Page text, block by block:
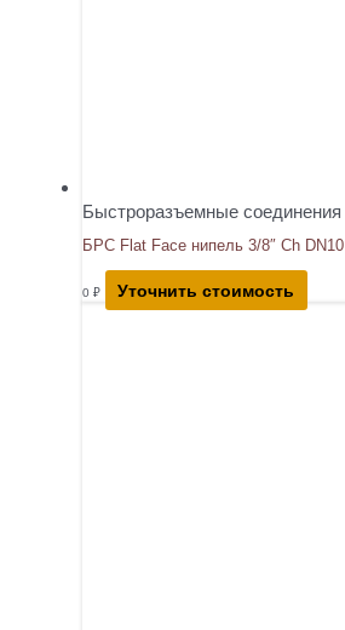
Быстроразъемные соединения
БРС Flat Face нипель 3/8″ Ch DN10
0 ₽ Уточнить стоимость